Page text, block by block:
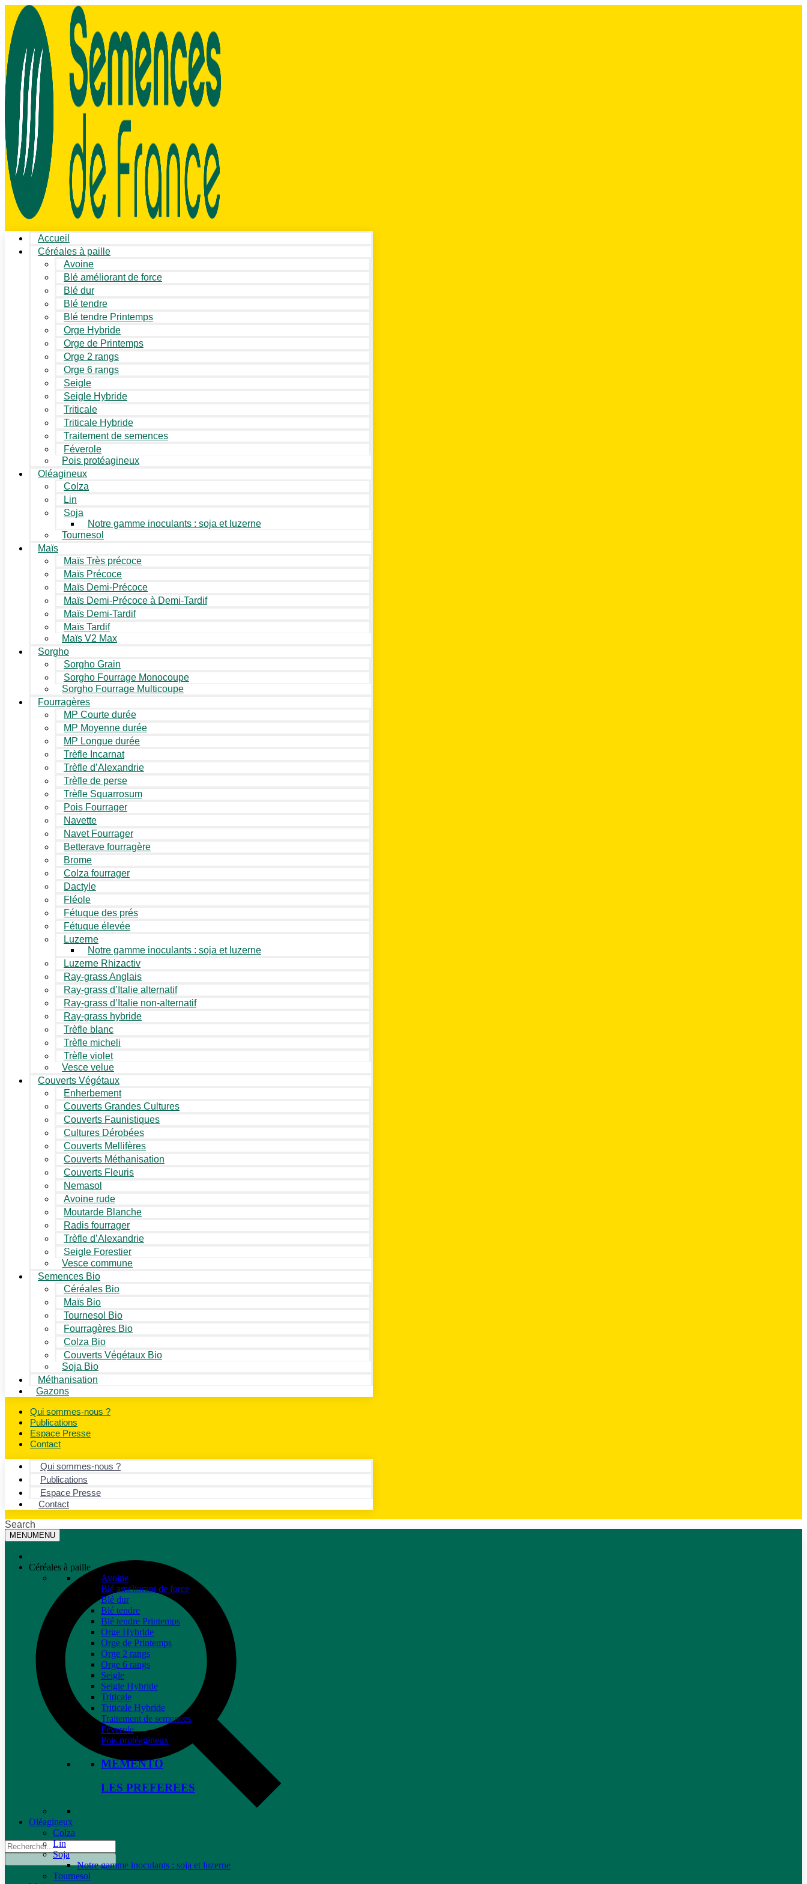
Accueil
Céréales à paille
Avoine
Blé améliorant de force
Blé dur
Blé tendre
Blé tendre Printemps
Orge Hybride
Orge de Printemps
Orge 2 rangs
Orge 6 rangs
Seigle
Seigle Hybride
Triticale
Triticale Hybride
Traitement de semences
Féverole
Pois protéagineux
Oléagineux
Colza
Lin
Soja
Notre gamme inoculants : soja et luzerne
Tournesol
Maïs
Maïs Très précoce
Maïs Précoce
Maïs Demi-Précoce
Maïs Demi-Précoce à Demi-Tardif
Maïs Demi-Tardif
Maïs Tardif
Maïs V2 Max
Sorgho
Sorgho Grain
Sorgho Fourrage Monocoupe
Sorgho Fourrage Multicoupe
Fourragères
MP Courte durée
MP Moyenne durée
MP Longue durée
Trèfle Incarnat
Trèfle d’Alexandrie
Trèfle de perse
Trèfle Squarrosum
Pois Fourrager
Navette
Navet Fourrager
Betterave fourragère
Brome
Colza fourrager
Dactyle
Fléole
Fétuque des prés
Fétuque élevée
Luzerne
Notre gamme inoculants : soja et luzerne
Luzerne Rhizactiv
Ray-grass Anglais
Ray-grass d’Italie alternatif
Ray-grass d’Italie non-alternatif
Ray-grass hybride
Trèfle blanc
Trèfle micheli
Trèfle violet
Vesce velue
Couverts Végétaux
Enherbement
Couverts Grandes Cultures
Couverts Faunistiques
Cultures Dérobées
Couverts Mellifères
Couverts Méthanisation
Couverts Fleuris
Nemasol
Avoine rude
Moutarde Blanche
Radis fourrager
Trèfle d’Alexandrie
Seigle Forestier
Vesce commune
Semences Bio
Céréales Bio
Maïs Bio
Tournesol Bio
Fourragères Bio
Colza Bio
Couverts Végétaux Bio
Soja Bio
Méthanisation
Gazons
Qui sommes-nous ?
Publications
Espace Presse
Contact
Qui sommes-nous ?
Publications
Espace Presse
Contact
Search
MENUMENU
Céréales à paille
Avoine
Blé améliorant de force
Blé dur
Blé tendre
Blé tendre Printemps
Orge Hybride
Orge de Printemps
Orge 2 rangs
Orge 6 rangs
Seigle
Seigle Hybride
Triticale
Triticale Hybride
Traitement de semences
Féverole
Pois protéagineux
MEMENTO
LES PREFEREES
Oléagineux
Colza
Lin
Soja
Notre gamme inoculants : soja et luzerne
Tournesol